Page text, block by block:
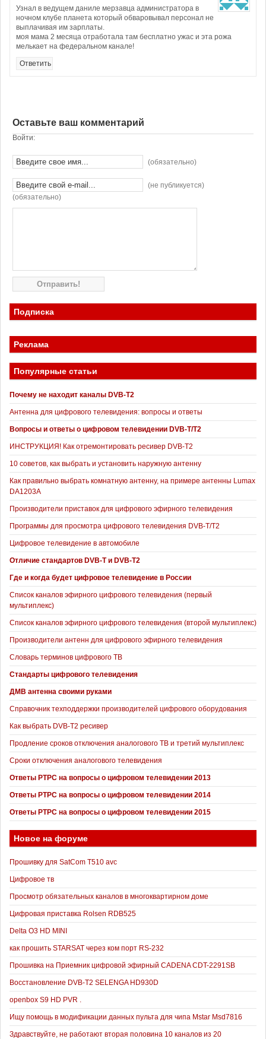
Узнал в ведущем даниле мерзавца администратора в
ночном клубе планета который обваровывал персонал не
выплачивая им зарплаты.
моя мама 2 месяца отработала там бесплатно ужас и эта рожа
мелькает на федеральном канале!
Ответить
Оставьте ваш комментарий
Войти:
(обязательно)
(не публикуется)
(обязательно)
Подписка
Реклама
Популярные статьи
Почему не находит каналы DVB-T2
Антенна для цифрового телевидения: вопросы и ответы
Вопросы и ответы о цифровом телевидении DVB-T/T2
ИНСТРУКЦИЯ! Как отремонтировать ресивер DVB-T2
10 советов, как выбрать и установить наружную антенну
Как правильно выбрать комнатную антенну, на примере антенны Lumax
DA1203А
Производители приставок для цифрового эфирного телевидения
Программы для просмотра цифрового телевидения DVB-T/T2
Цифровое телевидение в автомобиле
Отличие стандартов DVB-T и DVB-T2
Где и когда будет цифровое телевидение в России
Список каналов эфирного цифрового телевидения (первый
мультиплекс)
Список каналов эфирного цифрового телевидения (второй мультиплекс)
Производители антенн для цифрового эфирного телевидения
Словарь терминов цифрового ТВ
Стандарты цифрового телевидения
ДМВ антенна своими руками
Справочник техподдержки производителей цифрового оборудования
Как выбрать DVB-T2 ресивер
Продление сроков отключения аналогового ТВ и третий мультиплекс
Сроки отключения аналогового телевидения
Ответы РТРС на вопросы о цифровом телевидении 2013
Ответы РТРС на вопросы о цифровом телевидении 2014
Ответы РТРС на вопросы о цифровом телевидении 2015
Новое на форуме
Прошивку для SatCom T510 avc
Цифровое тв
Просмотр обязательных каналов в многоквартирном доме
Цифровая приставка Rolsen RDB525
Delta O3 HD MINI
как прошить STARSAT через ком порт RS-232
Прошивка на Приемник цифровой эфирный CADENA CDT-2291SB
Восстановление DVB-T2 SELENGA HD930D
openbox S9 HD PVR .
Ищу помощь в модификации данных пульта для чипа Mstar Msd7816
Здравствуйте, не работают вторая половина 10 каналов из 20